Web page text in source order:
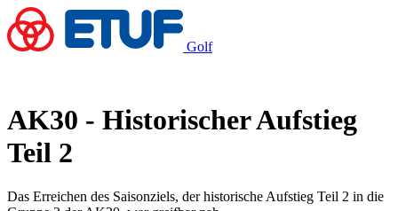
Golf
AK30 - Historischer Aufstieg
Teil 2
Das Erreichen des Saisonziels, der historische Aufstieg Teil 2 in die